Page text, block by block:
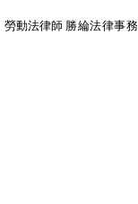
勞動法律師​ 勝綸法律事